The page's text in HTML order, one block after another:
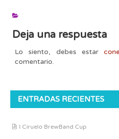
Deja una respuesta
Lo siento, debes estar
comentario.
ENTRADAS RECIENTES
I Ciruelo BrewBand Cup